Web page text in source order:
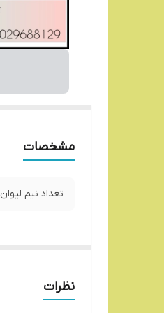
مشخصات
تعداد نیم لیوان
نظرات